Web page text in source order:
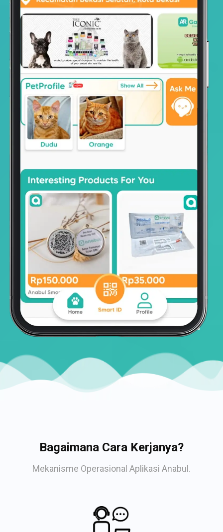
Bagaimana Cara Kerjanya?
Mekanisme Operasional Aplikasi Anabul.